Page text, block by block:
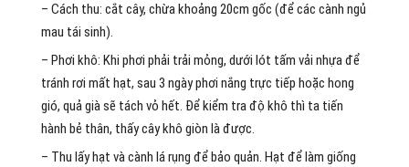
– Cách thu: cắt cây, chừa khoảng 20cm gốc (để các cành ngủ
mau tái sinh).
– Phơi khô: Khi phơi phải trải mỏng, dưới lót tấm vải nhựa để
tránh rơi mất hạt, sau 3 ngày phơi nắng trực tiếp hoặc hong
gió, quả già sẽ tách vỏ hết. Để kiểm tra độ khô thì ta tiến
hành bẻ thân, thấy cây khô giòn là được.
– Thu lấy hạt và cành lá rụng để bảo quản. Hạt để làm giống